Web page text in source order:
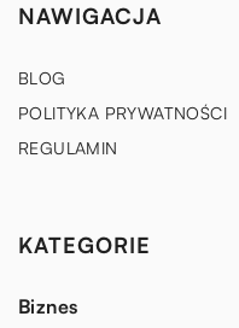
NAWIGACJA
BLOG
POLITYKA PRYWATNOŚCI
REGULAMIN
KATEGORIE
Biznes